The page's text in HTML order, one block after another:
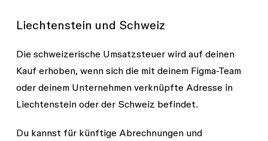
Liechtenstein und Schweiz
Die schweizerische Umsatzsteuer wird auf deinen
Kauf erhoben, wenn sich die mit deinem Figma-Team
oder deinem Unternehmen verknüpfte Adresse in
Liechtenstein oder der Schweiz befindet.
Du kannst für künftige Abrechnungen und